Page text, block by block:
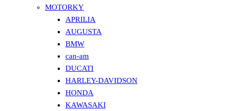
MOTORKY
APRILIA
AUGUSTA
BMW
can-am
DUCATI
HARLEY-DAVIDSON
HONDA
KAWASAKI